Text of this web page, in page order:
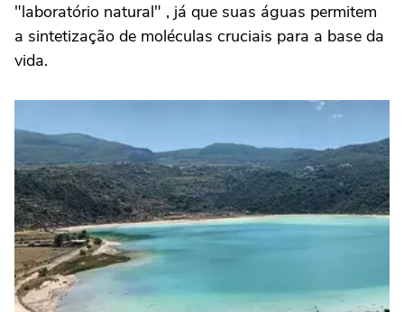
"laboratório natural" , já que suas águas permitem
a sintetização de moléculas cruciais para a base da
vida.